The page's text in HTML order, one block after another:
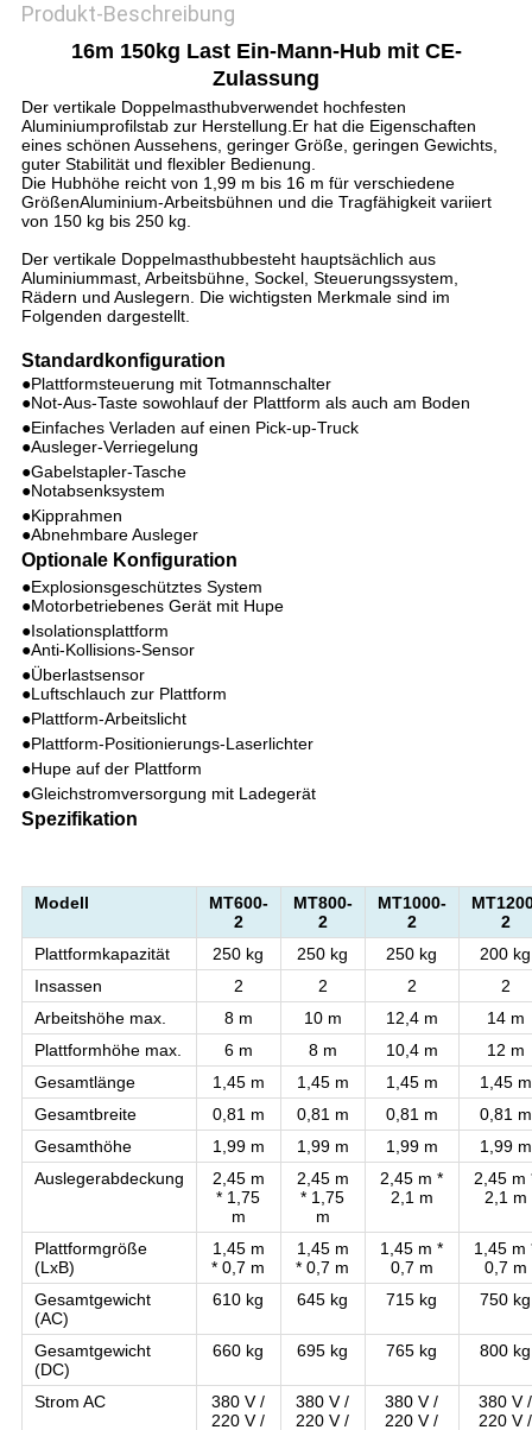
Produkt-Beschreibung
16m 150kg Last Ein-Mann-Hub mit CE-
Zulassung
Der vertikale Doppelmasthubverwendet hochfesten
Aluminiumprofilstab zur Herstellung.Er hat die Eigenschaften
eines schönen Aussehens, geringer Größe, geringen Gewichts,
guter Stabilität und flexibler Bedienung.
Die Hubhöhe reicht von 1,99 m bis 16 m für verschiedene
GrößenAluminium-Arbeitsbühnen und die Tragfähigkeit variiert
von 150 kg bis 250 kg.
Der vertikale Doppelmasthubbesteht hauptsächlich aus
Aluminiummast, Arbeitsbühne, Sockel, Steuerungssystem,
Rädern und Auslegern. Die wichtigsten Merkmale sind im
Folgenden dargestellt.
Standardkonfiguration
●Plattformsteuerung mit Totmannschalter
●Not-Aus-Taste sowohlauf der Plattform als auch am Boden
●Einfaches Verladen auf einen Pick-up-Truck
●Ausleger-Verriegelung
●Gabelstapler-Tasche
●Notabsenksystem
●Kipprahmen
●Abnehmbare Ausleger
Optionale Konfiguration
●Explosionsgeschütztes System
●Motorbetriebenes Gerät mit Hupe
●Isolationsplattform
●Anti-Kollisions-Sensor
●Überlastsensor
●Luftschlauch zur Plattform
●Plattform-Arbeitslicht
●Plattform-Positionierungs-Laserlichter
●Hupe auf der Plattform
●Gleichstromversorgung mit Ladegerät
Spezifikation
Modell
MT600-
2
MT800-
2
MT1000-
2
2
Plattformkapazität
250 kg 250 kg 250 kg
200 kg
Insassen
2 2 2
2
Arbeitshöhe max.
8 m 10 m 12,4 m
14 m
Plattformhöhe max.
6 m 8 m 10,4 m
12 m
Gesamtlänge
1,45 m 1,45 m 1,45 m
1,45 m
Gesamtbreite
0,81 m 0,81 m 0,81 m
0,81 m
Gesamthöhe
1,99 m 1,99 m 1,99 m
1,99 m
Auslegerabdeckung
2,45 m
* 1,75
m
2,45 m
* 1,75
m
2,45 m *
2,1 m
2,45 m
2,1 m
Plattformgröße
(LxB)
1,45 m
* 0,7 m
1,45 m
* 0,7 m
1,45 m *
0,7 m
1,45 m
0,7 m
Gesamtgewicht
(AC)
610 kg 645 kg 715 kg 750 kg
Gesamtgewicht
(DC)
660 kg 695 kg 765 kg 800 kg
Strom AC
380 V /
220 V /
380 V /
220 V /
380 V /
220 V /
380 V /
220 V /